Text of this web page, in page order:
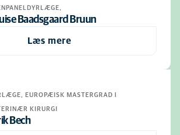
Baadsgaard Bruun
Læs mere
EUROPÆISK MASTERGRAD I
KIRURGI
Bech